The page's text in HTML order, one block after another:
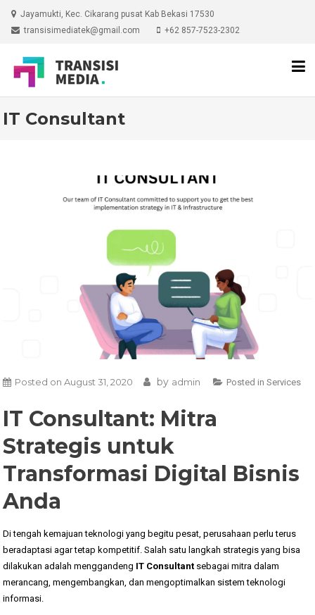
Skip
Jayamukti, Kec. Cikarang pusat Kab Bekasi 17530
transisimediatek@gmail.com
+62 857-7523-2302
IT Consultant
Posted onAugust 31, 2020 by admin Posted inServices
IT Consultant: Mitra
Strategis untuk
Transformasi Digital Bisnis
Anda
Di tengah kemajuan teknologi yang begitu pesat, perusahaan perlu terus
beradaptasi agar tetap kompetitif. Salah satu langkah strategis yang bisa
dilakukan adalah menggandeng IT Consultant sebagai mitra dalam
merancang, mengembangkan, dan mengoptimalkan sistem teknologi
informasi.